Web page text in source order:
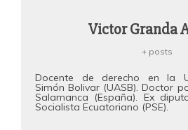
Victor Granda
+ posts
Docente de derecho en la
Simón Bolivar (UASB). Doctor
Salamanca (España). Ex
Socialista Ecuatoriano (PSE).